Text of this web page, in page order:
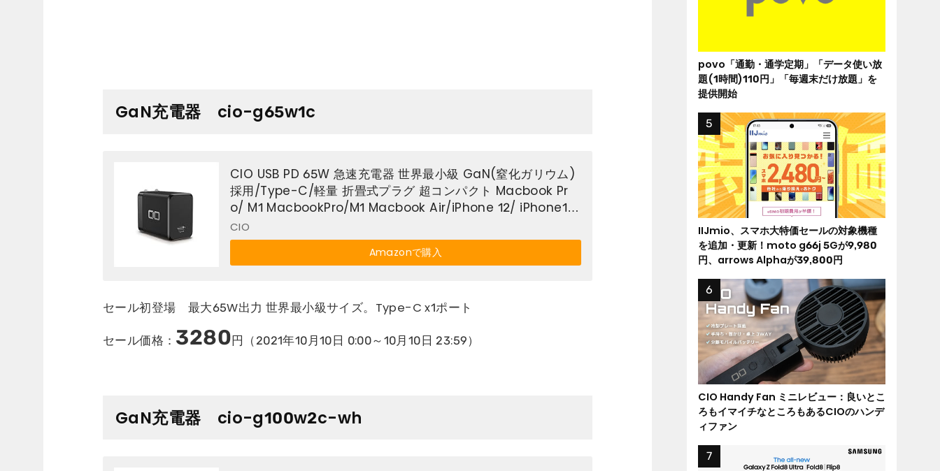
GaN充電器 cio-g65w1c
CIO USB PD 65W 急速充電器 世界最小級 GaN(窒化ガリウム)
採用/Type-C/軽量 折畳式プラグ 超コンパクト Macbook Pr
o/ M1 MacbookPro/M1 Macbook Air/iPhone 12/ iPhone11/
ノートパソコン/Switch CIO-G65W1C-BK (黒)
CIO
Amazonで購入
セール初登場 最大65W出力 世界最小級サイズ。Type-C x1ポート
セール価格： 3280円（2021年10月10日 0:00～10月10日 23:59）
GaN充電器 cio-g100w2c-wh
povo「通勤・通学定期」「データ使い放
題(1時間)110円」「毎週末だけ放題」を
提供開始
IIJmio、スマホ大特価セールの対象機種
を追加・更新！moto g66j 5Gが9,980
円、arrows Alphaが39,800円
CIO Handy Fan ミニレビュー：良いとこ
ろもイマイチなところもあるCIOのハンデ
ィファン